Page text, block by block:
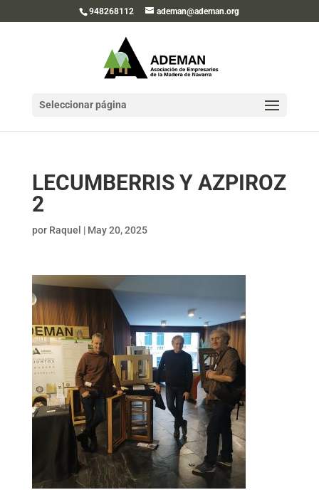
948268112 ademan@ademan.org
Seleccionar página
LECUMBERRIS Y AZPIROZ
2
por Raquel | May 20, 2025